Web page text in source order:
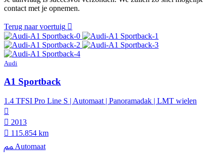
contact met je opnemen.
Terug naar voertuig
Audi
A1 Sportback
1.4 TFSI Pro Line S | Automaat | Panoramadak | LMT wielen
2013
115.854 km
Automaat